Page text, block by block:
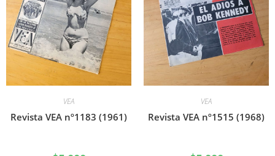
VEA
Revista VEA nº1183 (1961)
VEA
Revista VEA nº1515 (1968)